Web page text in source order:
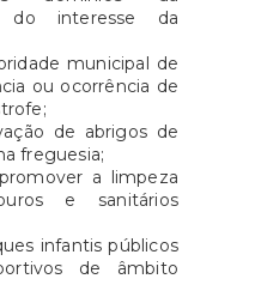
do interesse da
municipal de
ou ocorrência de
de abrigos de
freguesia;
a limpeza
e sanitários
infantis públicos
de âmbito